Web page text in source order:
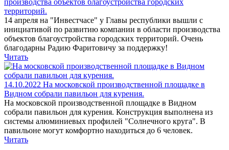
производства объектов благоустройства городских
территорий.
14 апреля на "Инвестчасе" у Главы республики вышли с
инициативой по развитию компании в области производства
объектов благоустройства городских территорий. Очень
благодарны Радию Фаритовичу за поддержку!
Читать
14.10.2022 На московской производственной площадке в
Видном собрали павильон для курения.
На московской производственной площадке в Видном
собрали павильон для курения. Конструкция выполнена из
системы алюминиевых профилей "Солнечного круга". В
павильоне могут комфортно находиться до 6 человек.
Читать